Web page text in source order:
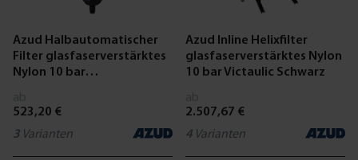
Azud Halbautomatischer
Filter glasfaserverstärktes
Nylon 10 bar
523,20 €
3 Varianten
Azud Inline Helixfilter
glasfaserverstärktes Nylon
10 bar Victaulic Schwarz
2.507,67 €
4 Varianten